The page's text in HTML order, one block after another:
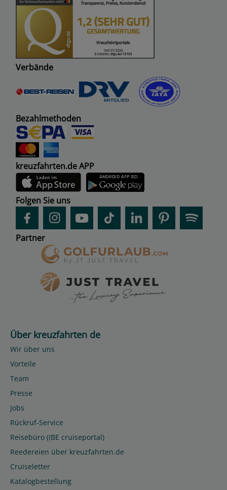
Verbände
Bezahlmethoden
kreuzfahrten.de APP
Folgen Sie uns
Partner
Über kreuzfahrten de
Wir über uns
Vorteile
Team
Presse
Jobs
Rückruf-Service
Reisebüro (IBE cruiseportal)
Reedereien über kreuzfahrten.de
Cruiseletter
Katalogbestellung